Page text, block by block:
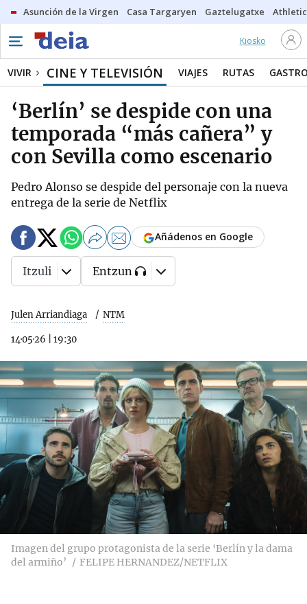
Asunción de la Virgen Casa Targaryen Gaztelugatxe Athletic
Kiosko
VIVIR CINE Y TELEVISIÓN VIAJES RUTAS
‘Berlín’ se despide con una
temporada “más cañera” y
con Sevilla como escenario
Pedro Alonso se despide del personaje con la nueva
entrega de la serie de Netflix
Julen Arriandiaga NTM
14·05·26 19:30
Añádenos en Google
Itzuli Entzun
Imagen del grupo protagonista de la serie ‘Berlín y la dama
del armiño’
FELIPE HERNANDEZ/NETFLIX